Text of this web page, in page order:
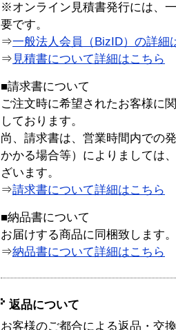
※オンライン見積書発行には、
要です。
⇒一般法人会員（BizID）の詳細
⇒ 見積書について詳細はこちら
■請求書について
ご注文時に希望されたお客様に
しております。
尚、請求書は、営業時間内での
かかる場合等）によりましては
ざいます。
⇒請求書について詳細はこちら
■納品書について
お届けする商品に同梱致します。
⇒納品書について詳細はこちら
返品について
お客様のご都合による返品・交